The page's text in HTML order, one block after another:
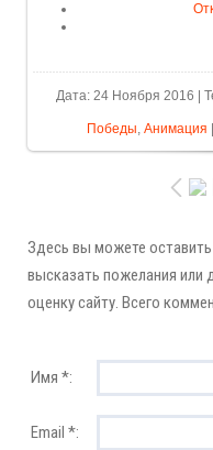
Дата: 24 Ноября 2016 |
Победы, Анимация
Здесь вы можете
высказать пожелания или
оценку сайту. Всего
Имя *:
Email *: